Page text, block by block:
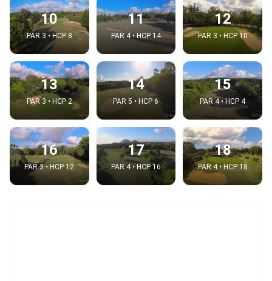
10
PAR 3 • HCP 8
11
PAR 4 • HCP 14
12
PAR 3 • HCP 10
13
PAR 3 • HCP 2
14
PAR 5 • HCP 6
15
PAR 4 • HCP 4
16
PAR 3 • HCP 12
17
PAR 4 • HCP 16
18
PAR 4 • HCP 18